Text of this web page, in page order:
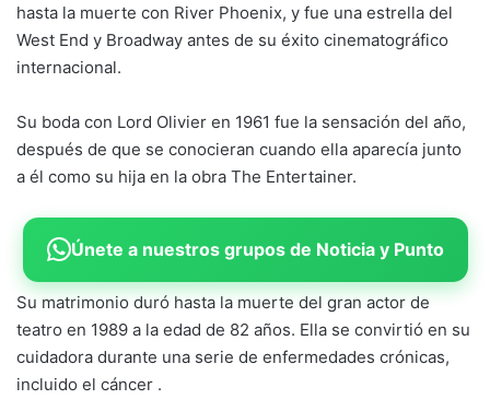
hasta la muerte con River Phoenix, y fue una estrella del
West End y Broadway antes de su éxito cinematográfico
internacional.
Su boda con Lord Olivier en 1961 fue la sensación del año,
después de que se conocieran cuando ella aparecía junto
a él como su hija en la obra The Entertainer.
Únete a nuestros grupos de Noticia y Punto
Su matrimonio duró hasta la muerte del gran actor de
teatro en 1989 a la edad de 82 años. Ella se convirtió en su
cuidadora durante una serie de enfermedades crónicas,
incluido el cáncer .